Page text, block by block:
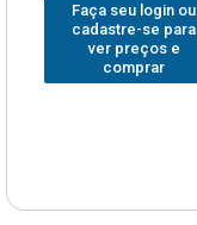
Faça seu login ou
cadastre-se para
ver preços e
comprar